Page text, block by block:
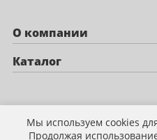
Мы используем cookies
Продолжая
О компании
Каталог